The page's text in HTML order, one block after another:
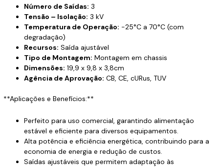
Número de Saídas: 3
Tensão – Isolação: 3 kV
Temperatura de Operação: -25°C a 70°C (com
degradação)
Recursos: Saída ajustável
Tipo de Montagem: Montagem em chassis
Dimensões: 19,9 x 9,8 x 3,8cm
Agência de Aprovação: CB, CE, cURus, TUV
**Aplicações e Benefícios:**
Perfeito para uso comercial, garantindo alimentação
estável e eficiente para diversos equipamentos.
Alta potência e eficiência energética, contribuindo para a
economia de energia e redução de custos.
Saídas ajustáveis que permitem adaptação às